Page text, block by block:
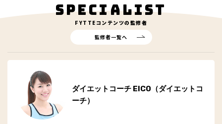
SPECIALIST
FYTTE コンテンツの監修者
監修者一覧へ
ダイエットコーチ EICO（ダイエットコ
ーチ）